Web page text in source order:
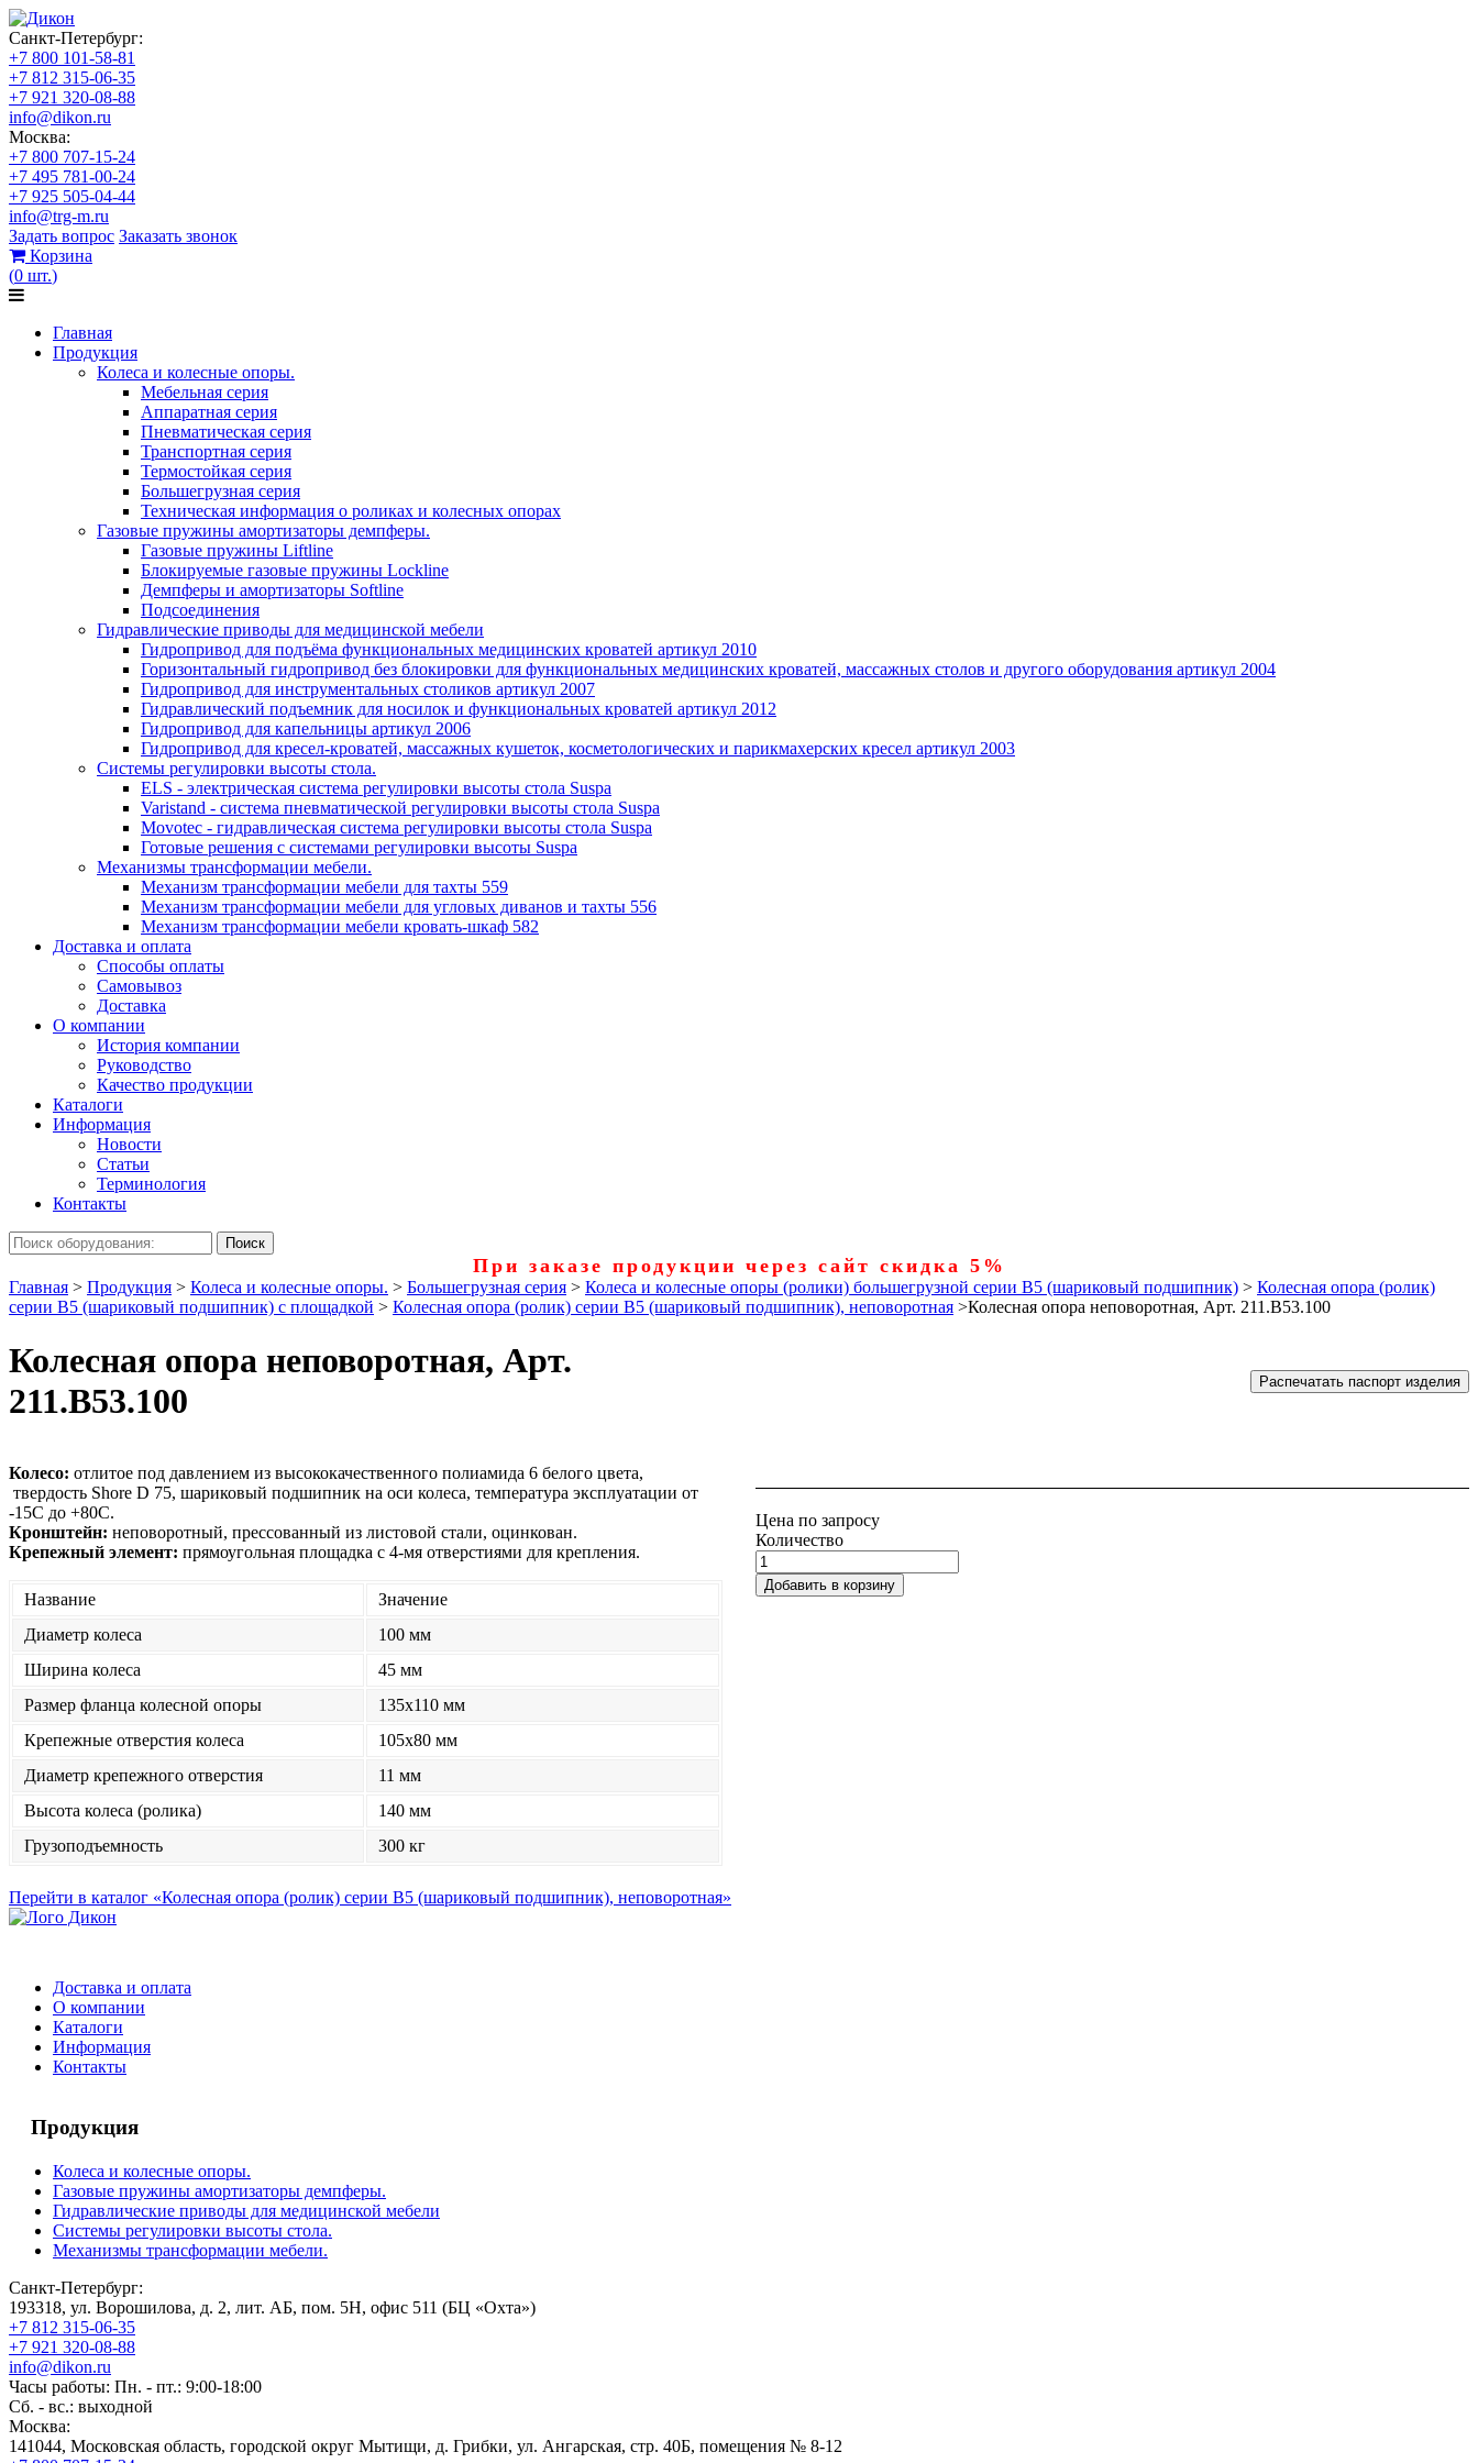
Санкт-Петербург:
+7 800 101-58-81
+7 812 315-06-35
+7 921 320-08-88
info@dikon.ru
Москва:
+7 800 707-15-24
+7 495 781-00-24
+7 925 505-04-44
info@trg-m.ru
Задать вопрос Заказать звонок
Корзина
(0 шт.)
Главная
Продукция
Колеса и колесные опоры.
Мебельная серия
Аппаратная серия
Пневматическая серия
Транспортная серия
Термостойкая серия
Большегрузная серия
Техническая информация о роликах и колесных опорах
Газовые пружины амортизаторы демпферы.
Газовые пружины Liftline
Блокируемые газовые пружины Lockline
Демпферы и амортизаторы Softline
Подсоединения
Гидравлические приводы для медицинской мебели
Гидропривод для подъёма функциональных медицинских кроватей артикул 2010
Горизонтальный гидропривод без блокировки для функциональных медицинских кроватей, массажных столов и другого оборудования артикул 2004
Гидропривод для инструментальных столиков артикул 2007
Гидравлический подъемник для носилок и функциональных кроватей артикул 2012
Гидропривод для капельницы артикул 2006
Гидропривод для кресел-кроватей, массажных кушеток, косметологических и парикмахерских кресел артикул 2003
Системы регулировки высоты стола.
ELS - электрическая система регулировки высоты стола Suspa
Varistand - система пневматической регулировки высоты стола Suspa
Movotec - гидравлическая система регулировки высоты стола Suspa
Готовые решения с системами регулировки высоты Suspa
Механизмы трансформации мебели.
Механизм трансформации мебели для тахты 559
Механизм трансформации мебели для угловых диванов и тахты 556
Механизм трансформации мебели кровать-шкаф 582
Доставка и оплата
Способы оплаты
Самовывоз
Доставка
О компании
История компании
Руководство
Качество продукции
Каталоги
Информация
Новости
Статьи
Терминология
Контакты
При заказе продукции через сайт скидка 5%
Главная > Продукция > Колеса и колесные опоры. > Большегрузная серия > Колеса и колесные опоры (ролики) большегрузной серии В5 (шариковый подшипник) > Колесная опора (ролик)
серии B5 (шариковый подшипник) с площадкой > Колесная опора (ролик) серии B5 (шариковый подшипник), неповоротная >Колесная опора неповоротная, Арт. 211.B53.100
Колесная опора неповоротная, Арт.
211.B53.100
Распечатать паспорт изделия
Колесо: отлитое под давлением из высококачественного полиамида 6 белого цвета,
твердость Shore D 75, шариковый подшипник на оси колеса, температура эксплуатации от
-15С до +80С.
Кронштейн: неповоротный, прессованный из листовой стали, оцинкован.
Крепежный элемент: прямоугольная площадка с 4-мя отверстиями для крепления.
Название
Значение
Диаметр колеса
100 мм
Ширина колеса
45 мм
Размер фланца колесной опоры
135x110 мм
Крепежные отверстия колеса
105x80 мм
Диаметр крепежного отверстия
11 мм
Высота колеса (ролика)
140 мм
Грузоподъемность
300 кг
Цена по запросу
Количество
Добавить в корзину
Перейти в каталог «Колесная опора (ролик) серии B5 (шариковый подшипник), неповоротная»
Доставка и оплата
О компании
Каталоги
Информация
Контакты
Продукция
Колеса и колесные опоры.
Газовые пружины амортизаторы демпферы.
Гидравлические приводы для медицинской мебели
Системы регулировки высоты стола.
Механизмы трансформации мебели.
Санкт-Петербург:
193318, ул. Ворошилова, д. 2, лит. АБ, пом. 5Н, офис 511 (БЦ «Охта»)
+7 812 315-06-35
+7 921 320-08-88
info@dikon.ru
Часы работы: Пн. - пт.: 9:00-18:00
Сб. - вс.: выходной
Москва:
141044, Московская область, городской округ Мытищи, д. Грибки, ул. Ангарская, стр. 40Б, помещения № 8-12